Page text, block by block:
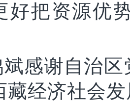
好把资源优
感谢自治
藏经济社会